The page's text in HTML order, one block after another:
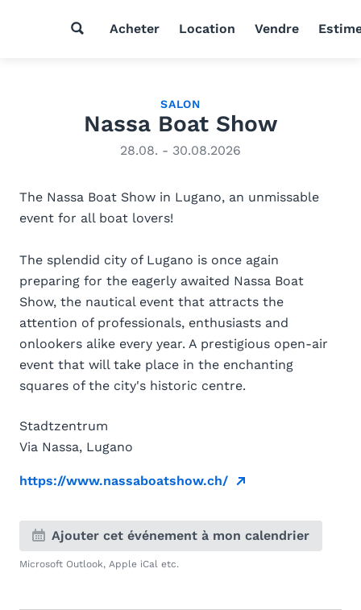
Acheter Location Vendre
SALON
Nassa Boat Show
28.08. - 30.08.2026
The Nassa Boat Show in Lugano, an unmissable
event for all boat lovers!
The splendid city of Lugano is once again
preparing for the eagerly awaited Nassa Boat
Show, the nautical event that attracts the
attention of professionals, enthusiasts and
onlookers alike every year. A prestigious open-air
event that will take place in the enchanting
squares of the city's historic centre.
Stadtzentrum
Via Nassa, Lugano
https://www.nassaboatshow.ch/
Ajouter cet événement à mon calendrier
Microsoft Outlook, Apple iCal etc.